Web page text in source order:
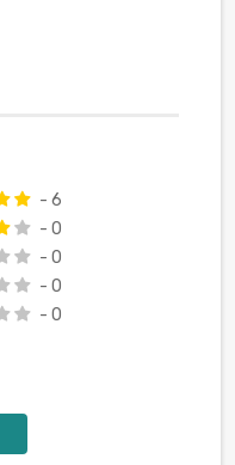
- 6
- 0
- 0
- 0
- 0